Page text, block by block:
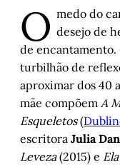
O medo do
desejo de
de encantamento.
turbilhão de
aproximar dos 40
mãe compõem A
Esqueletos(
escritora Julia
Leveza(2015) e